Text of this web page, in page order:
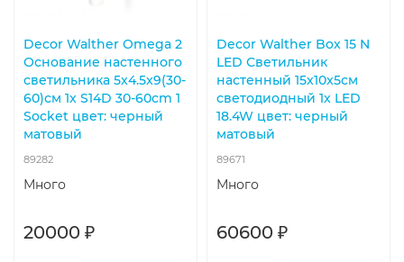
Decor Walther Omega 2
Основание настенного
светильника 5x4.5x9(30-
60)см 1x S14D 30-60cm 1
Socket цвет: черный
матовый
89282
Много
20000 ₽
Decor Walther Box 15 N
LED Светильник
настенный 15x10x5см
светодиодный 1x LED
18.4W цвет: черный
матовый
89671
Много
60600 ₽